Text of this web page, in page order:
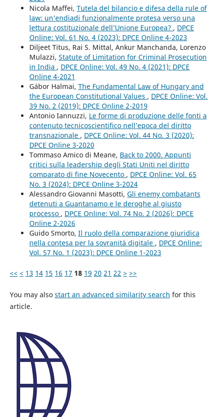
Nicola Maffei, Tutela del bilancio e difesa della rule of
law: un’endiadi funzionalmente protesa verso una
lettura costituzionale dell’Unione Europea? , DPCE
Online: Vol. 61 No. 4 (2023): DPCE Online 4-2023
Diljeet Titus, Rai S. Mittal, Ankur Manchanda, Lorenzo
Mulazzi, Statute of Limitation for Criminal Prosecution
in India , DPCE Online: Vol. 49 No. 4 (2021): DPCE
Online 4-2021
Gábor Halmai, The Fundamental Law of Hungary and
the European Constitutional Values , DPCE Online: Vol.
39 No. 2 (2019): DPCE Online 2-2019
Antonio Iannuzzi, Le forme di produzione delle fonti a
contenuto tecnicoscientifico nell’epoca del diritto
transnazionale , DPCE Online: Vol. 44 No. 3 (2020):
DPCE Online 3-2020
Tommaso Amico di Meane, Back to 2000. Appunti
critici sulla leadership degli Stati Uniti nel diritto
comparato di fine Novecento , DPCE Online: Vol. 65
No. 3 (2024): DPCE Online 3-2024
Alessandro Giovanni Masotti, Gli enemy combatants
detenuti a Guantanamo e le deroghe al giusto
processo , DPCE Online: Vol. 74 No. 2 (2026): DPCE
Online 2-2026
Guido Smorto, Il ruolo della comparazione giuridica
nella contesa per la sovranità digitale , DPCE Online:
Vol. 57 No. 1 (2023): DPCE Online 1-2023
<< < 13 14 15 16 17 18 19 20 21 22 > >>
You may also start an advanced similarity search for this
article.